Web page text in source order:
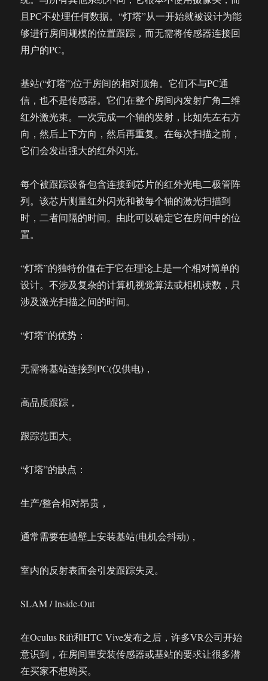
且PC不处理任何数据。“灯塔”从一开始就被设计为能
够进行房间规模的位置跟踪，而无需将传感器连接回
用户的PC。
基站(“灯塔”)位于房间的相对顶角。它们不与PC通
信，也不是传感器。它们在整个房间内发射广角二维
红外激光束。一次完成一个轴的发射，比如先左右方
向，然后上下方向，然后再重复。在每次扫描之前，
它们会发出强大的红外闪光。
每个被跟踪设备包含连接到芯片的红外光电二极管阵
列。该芯片测量红外闪光和被每个轴的激光扫描到
时，二者间隔的时间。由此可以确定它在房间中的位
置。
“灯塔”的独特价值在于它在理论上是一个相对简单的
设计。不涉及复杂的计算机视觉算法或相机读数，只
涉及激光扫描之间的时间。
“灯塔”的优势：
无需将基站连接到PC(仅供电)，
高品质跟踪，
跟踪范围大。
“灯塔”的缺点：
生产/整合相对昂贵，
通常需要在墙壁上安装基站(电机会抖动)，
室内的反射表面会引发跟踪失灵。
SLAM / Inside-Out
在Oculus Rift和HTC Vive发布之后，许多VR公司开始
意识到，在房间里安装传感器或基站的要求让很多潜
在买家不想购买。